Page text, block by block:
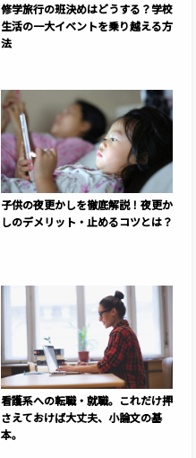
修学旅行の班決めはどうする？学校
生活の一大イベントを乗り越える方
法
子供の夜更かしを徹底解説！夜更か
しのデメリット・止めるコツとは？
看護系への転職・就職。これだけ押
さえておけば大丈夫、小論文の基
本。